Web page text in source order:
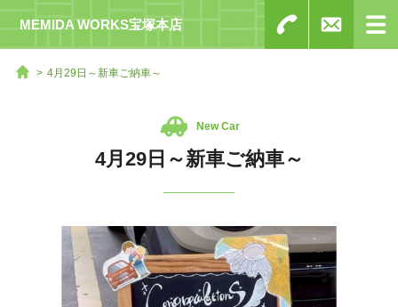
MEMIDA WORKS宝塚本店
4月29日～新車ご納車～
New Car
4月29日～新車ご納車～